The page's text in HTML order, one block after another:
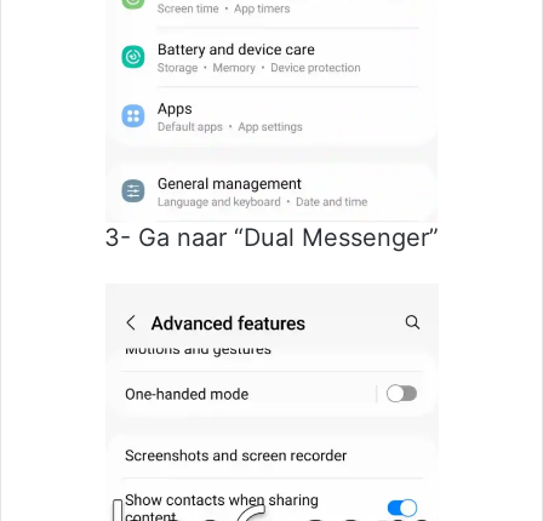
3- Ga naar “Dual Messenger”